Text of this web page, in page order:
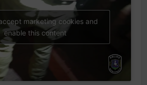
uralni – de nem csak a 80-
a bevált technológia akkor
marketing cookies and
enable this content